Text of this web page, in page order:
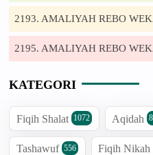
2193. AMALIYAH REBO
2195. AMALIYAH REBO
KATEGORI
Fiqih Shalat 1072 Aqidah
Tashawuf 556 Fiqih Nikah